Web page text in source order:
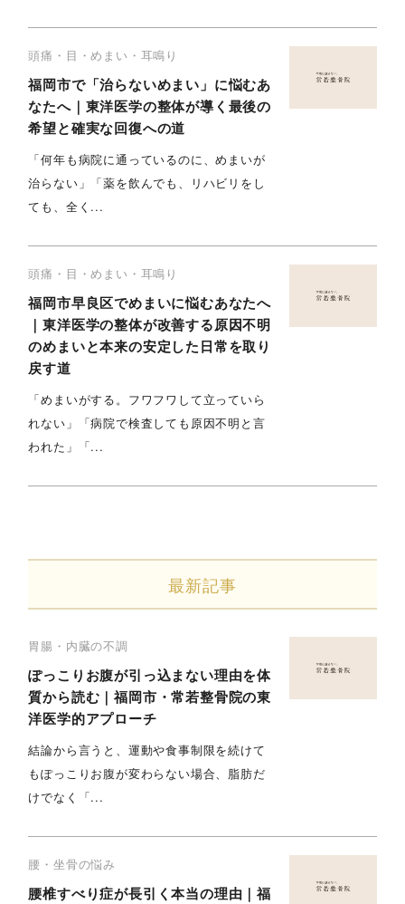
頭痛・目・めまい・耳鳴り
福岡市で「治らないめまい」に悩むあ
なたへ｜東洋医学の整体が導く最後の
希望と確実な回復への道
「何年も病院に通っているのに、めまいが
治らない」「薬を飲んでも、リハビリをし
ても、全く...
頭痛・目・めまい・耳鳴り
福岡市早良区でめまいに悩むあなたへ
｜東洋医学の整体が改善する原因不明
のめまいと本来の安定した日常を取り
戻す道
「めまいがする。フワフワして立っていら
れない」「病院で検査しても原因不明と言
われた」「...
最新記事
胃腸・内臓の不調
ぽっこりお腹が引っ込まない理由を体
質から読む｜福岡市・常若整骨院の東
洋医学的アプローチ
結論から言うと、運動や食事制限を続けて
もぽっこりお腹が変わらない場合、脂肪だ
けでなく「...
腰・坐骨の悩み
腰椎すべり症が長引く本当の理由｜福